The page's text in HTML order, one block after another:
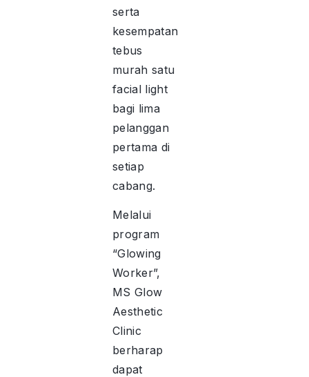
serta
kesempatan
tebus
murah satu
facial light
bagi lima
pelanggan
pertama di
setiap
cabang.
Melalui
program
“Glowing
Worker”,
MS Glow
Aesthetic
Clinic
berharap
dapat